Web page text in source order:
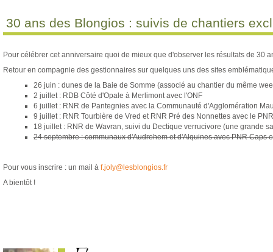
30 ans des Blongios : suivis de chantiers
Pour célébrer cet anniversaire quoi de mieux que d'observer les résultats de 30
Retour en compagnie des gestionnaires sur quelques uns des sites
26 juin : dunes de la Baie de Somme (associé au chantier du même
2 juillet : RDB Côté d'Opale à Merlimont avec l'ONF
6 juillet : RNR de Pantegnies avec la Communauté d'Agglomération
9 juillet : RNR Tourbière de Vred et RNR Pré des Nonnettes avec le
18 juillet : RNR de Wavran, suivi du Dectique verrucivore (une grande
24 septembre : communaux d'Audrehem et d'Alquines avec PNR Caps
Pour vous inscrire : un mail à f.joly@lesblongios.fr
A bientôt !